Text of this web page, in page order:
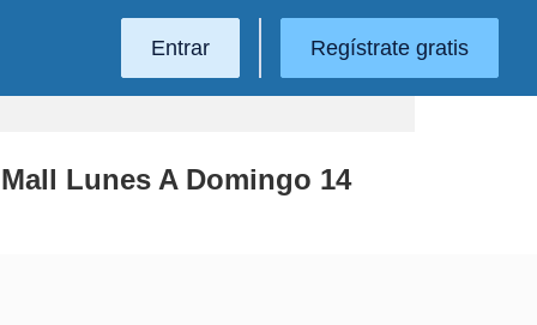
Entrar Regístrate gratis
Lunes A Domingo 14